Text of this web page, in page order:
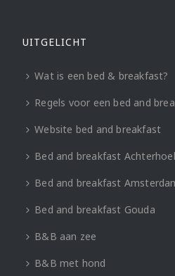
UITGELICHT
Wat is een bed & breakfast?
Regels voor een bed and
Website bed and breakfast
Bed and breakfast
Bed and breakfast
Bed and breakfast Gouda
B&B aan zee
B&B met hond